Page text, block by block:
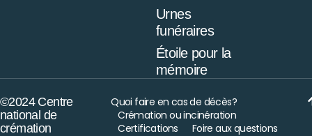
Urnes
funéraires
Étoile pour la
mémoire
©2024 Centre
national de
crémation
Quoi faire en cas de décès?
Crémation ou incinération
Certifications
Foire aux questions